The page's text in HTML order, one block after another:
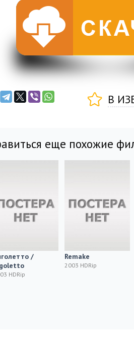
В
еще похожие
/
HDRip
Remake
2003 HDRip